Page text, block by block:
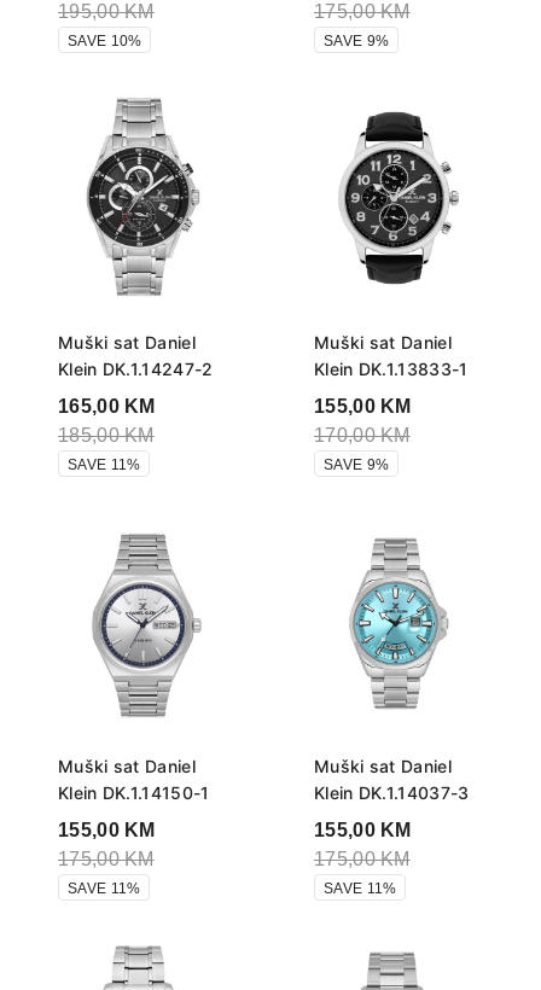
195,00KM
SAVE 10%
175,00KM
SAVE 9%
Muški sat Daniel
Klein DK.1.14247-2
165,00 KM
185,00KM
SAVE 11%
Muški sat Daniel
Klein DK.1.13833-1
155,00 KM
170,00KM
SAVE 9%
Muški sat Daniel
Klein DK.1.14150-1
155,00 KM
175,00KM
SAVE 11%
Muški sat Daniel
Klein DK.1.14037-3
155,00 KM
175,00KM
SAVE 11%